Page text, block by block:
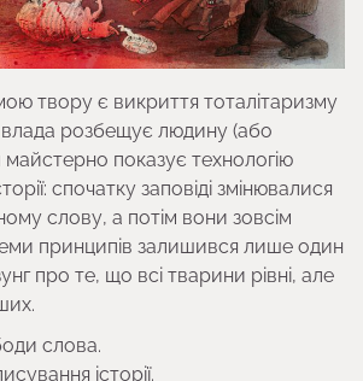
твору є викриття тоталітаризму
влада розбещує людину (або
показує технологію
спочатку заповіді змінювалися
слову, а потім вони зовсім
принципів залишився лише один
про те, що всі тварини рівні, але
слова.
історії.